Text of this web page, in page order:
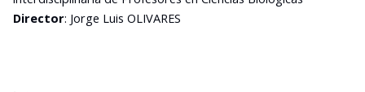
Director: Jorge Luis OLIVARES